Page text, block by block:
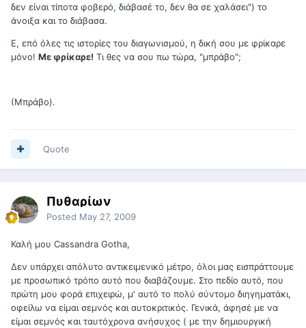
δεν είναι τίποτα φοβερό, διάβασέ το, δεν θα σε χαλάσει") το
άνοιξα και το διάβασα.
Ε, επό όλες τις ιστορίες του διαγωνισμού, η δική σου με φρίκαρε
μόνο! Με φρίκαρε! Τι θες να σου πω τώρα, "μπράβο";
(Μπράβο).
Quote
Πυθαρίων
Posted May 27, 2009
Καλή μου Cassandra Gotha,
Δεν υπάρχει απόλυτο αντικειμενικό μέτρο, όλοι μας εισπράττουμε
με προσωπικό τρόπο αυτό που διαβάζουμε. Στο πεδίο αυτό, που
πρώτη μου φορά επιχειρώ, μ' αυτό το πολύ σύντομο διηγηματάκι,
οφείλω να είμαι σεμνός και αυτοκριτικός. Γενικά, άφησέ με να
είμαι σεμνός και ταυτόχρονα ανήσυχος ( με την δημιουργική